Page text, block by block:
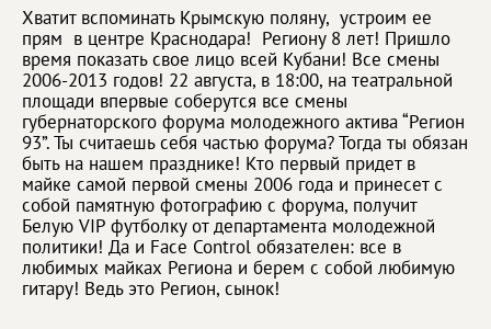
Хватит вспоминать Крымскую поляну, устроим ее
прям в центре Краснодара! Региону 8 лет! Пришло
время показать свое лицо всей Кубани! Все смены
2006-2013 годов! 22 августа, в 18:00, на театральной
площади впервые соберутся все смены
губернаторского форума молодежного актива “Регион
93”. Ты считаешь себя частью форума? Тогда ты обязан
быть на нашем празднике! Кто первый придет в
майке самой первой смены 2006 года и принесет с
собой памятную фотографию с форума, получит
Белую VIP футболку от департамента молодежной
политики! Да и Face Control обязателен: все в
любимых майках Региона и берем с собой любимую
гитару! Ведь это Регион, сынок!